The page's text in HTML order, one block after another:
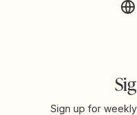
Sign up for